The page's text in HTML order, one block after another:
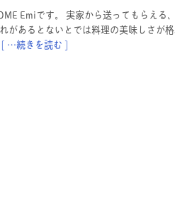
Emiです。 実家から送ってもらえる
があるとないとでは料理の美味しさが
[ …続きを読む ]